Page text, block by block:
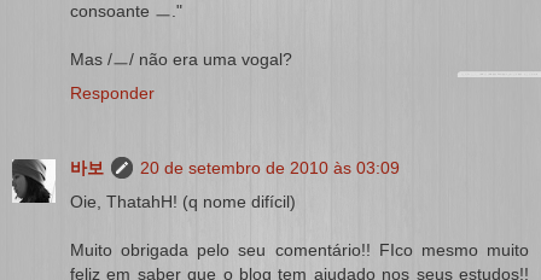
consoante ㅡ."
Mas /ㅡ/ não era uma vogal?
Responder
바보
20 de setembro de 2010 às 03:09
Oie, ThatahH! (q nome difícil)
Muito obrigada pelo seu comentário!! FIco mesmo muito
feliz em saber que o blog tem ajudado nos seus estudos!!